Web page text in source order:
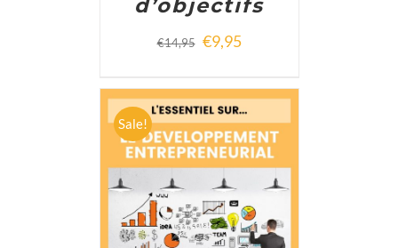
d’objectifs
€14,95 €9,95
Sale!
ADD TO CART / DETAILS